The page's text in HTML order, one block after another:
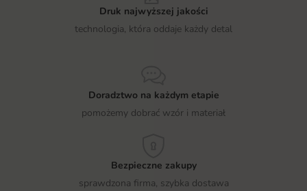
Druk najwyższej jakości
technologia, która oddaje każdy detal
Doradztwo na każdym etapie
pomożemy dobrać wzór i materiał
Bezpieczne zakupy
sprawdzona firma, szybka dostawa